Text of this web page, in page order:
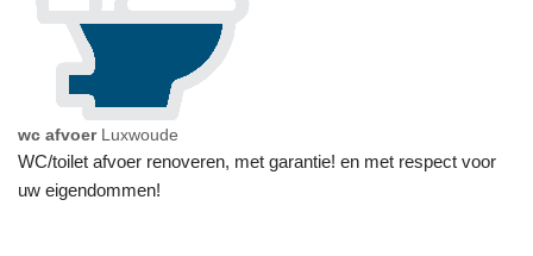
wc afvoer Luxwoude
WC/toilet afvoer renoveren, met garantie! en met respect voor
uw eigendommen!